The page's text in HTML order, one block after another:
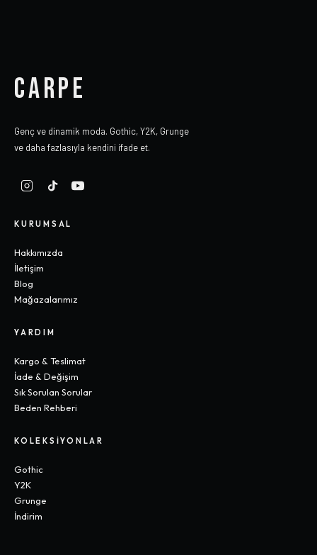
CARPE
Genç ve dinamik moda. Gothic, Y2K, Grunge
ve daha fazlasıyla kendini ifade et.
KURUMSAL
Hakkımızda
İletişim
Blog
Mağazalarımız
YARDIM
Kargo & Teslimat
İade & Değişim
Sık Sorulan Sorular
Beden Rehberi
KOLEKSIYONLAR
Gothic
Y2K
Grunge
İndirim